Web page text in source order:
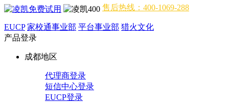
售后热线：400-1069-288
EUCP 家校通事业部 平台事业部 猎火文化
产品登录
成都地区
代理商登录
短信中心登录
EUCP登录